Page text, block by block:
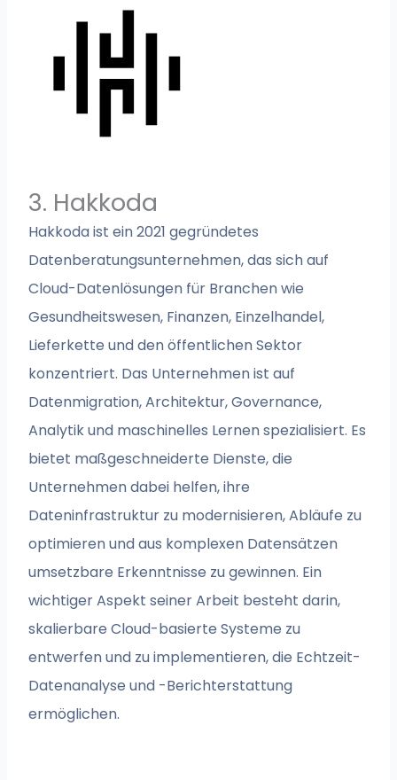
3. Hakkoda
Hakkoda ist ein 2021 gegründetes
Datenberatungsunternehmen, das sich auf
Cloud-Datenlösungen für Branchen wie
Gesundheitswesen, Finanzen, Einzelhandel,
Lieferkette und den öffentlichen Sektor
konzentriert. Das Unternehmen ist auf
Datenmigration, Architektur, Governance,
Analytik und maschinelles Lernen spezialisiert. Es
bietet maßgeschneiderte Dienste, die
Unternehmen dabei helfen, ihre
Dateninfrastruktur zu modernisieren, Abläufe zu
optimieren und aus komplexen Datensätzen
umsetzbare Erkenntnisse zu gewinnen. Ein
wichtiger Aspekt seiner Arbeit besteht darin,
skalierbare Cloud-basierte Systeme zu
entwerfen und zu implementieren, die Echtzeit-
Datenanalyse und -Berichterstattung
ermöglichen.